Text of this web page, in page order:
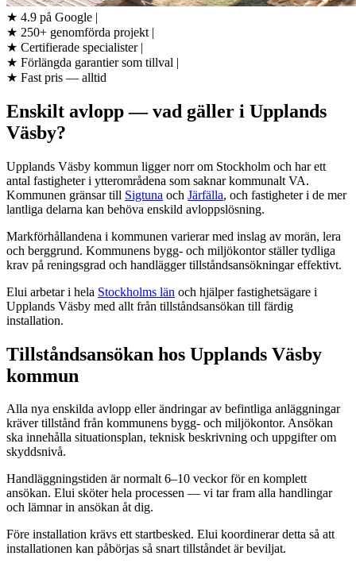
★ 4.9 på Google |
★ 250+ genomförda projekt |
★ Certifierade specialister |
★ Förlängda garantier som tillval |
★ Fast pris — alltid
Enskilt avlopp — vad gäller i Upplands
Väsby?
Upplands Väsby kommun ligger norr om Stockholm och har ett
antal fastigheter i ytterområdena som saknar kommunalt VA.
Kommunen gränsar till Sigtuna och Järfälla, och fastigheter i de mer
lantliga delarna kan behöva enskild avloppslösning.
Markförhållandena i kommunen varierar med inslag av morän, lera
och berggrund. Kommunens bygg- och miljökontor ställer tydliga
krav på reningsgrad och handlägger tillståndsansökningar effektivt.
Elui arbetar i hela Stockholms län och hjälper fastighetsägare i
Upplands Väsby med allt från tillståndsansökan till färdig
installation.
Tillståndsansökan hos Upplands Väsby
kommun
Alla nya enskilda avlopp eller ändringar av befintliga anläggningar
kräver tillstånd från kommunens bygg- och miljökontor. Ansökan
ska innehålla situationsplan, teknisk beskrivning och uppgifter om
skyddsnivå.
Handläggningstiden är normalt 6–10 veckor för en komplett
ansökan. Elui sköter hela processen — vi tar fram alla handlingar
och lämnar in ansökan åt dig.
Före installation krävs ett startbesked. Elui koordinerar detta så att
installationen kan påbörjas så snart tillståndet är beviljat.